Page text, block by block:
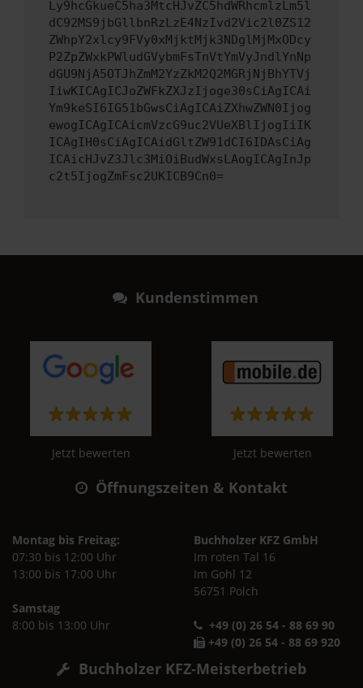
Ly9hcGkueC5ha3MtcHJvZC5hdWRhcmlzLm5l
dC92MS9jbGllbnRzLzE4NzIvd2Vic2l0ZS12
ZWhpY2xlcy9FVy0xMjktMjk3NDglMjMxODcy
P2ZpZWxkPWludGVybmFsTnVtYmVyJndlYnNp
dGU9NjA5OTJhZmM2YzZkM2Q2MGRjNjBhYTVj
IiwKICAgICJoZWFkZXJzIjoge30sCiAgICAi
Ym9keSI6IG51bGwsCiAgICAiZXhwZWN0Ijog
ewogICAgICAicmVzcG9uc2VUeXBlIjogIiIK
ICAgIH0sCiAgICAidGltZW91dCI6IDAsCiAg
ICAicHJvZ3Jlc3MiOiBudWxsLAogICAgInJp
c2t5IjogZmFsc2UKICB9Cn0=
Kundenstimmen
Jetzt bewerten Jetzt bewerten
Öffnungszeiten & Kontakt
Montag bis Freitag:
07:30 bis 12:00 Uhr
13:00 bis 17:00 Uhr
Samstag
8:00 bis 13:00 Uhr
Buchholzer KFZ GmbH
Im roten Tal 16
Im Gohl 12
56751 Polch
+49 (0) 26 54 - 88 69 90
+49 (0) 26 54 - 88 69 920
Buchholzer KFZ-Meisterbetrieb